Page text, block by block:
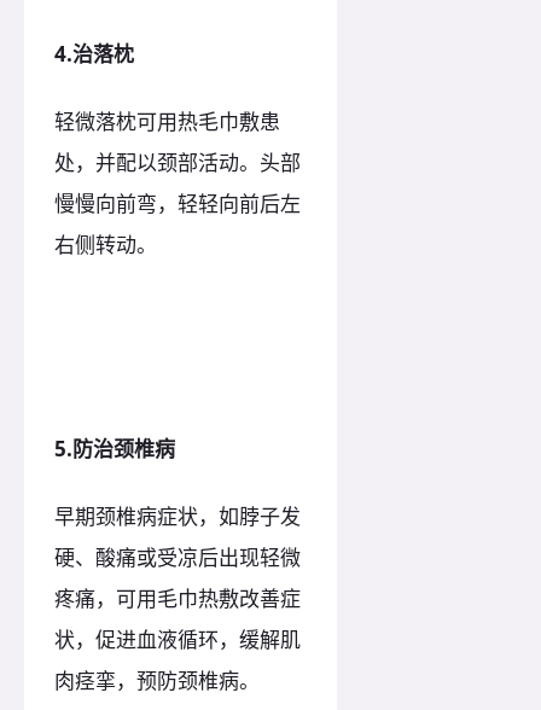
4.治落枕
轻微落枕可用热毛巾敷患
处，并配以颈部活动。头部
慢慢向前弯，轻轻向前后左
右侧转动。
5.防治颈椎病
早期颈椎病症状，如脖子发
硬、酸痛或受凉后出现轻微
疼痛，可用毛巾热敷改善症
状，促进血液循环，缓解肌
肉痉挛，预防颈椎病。